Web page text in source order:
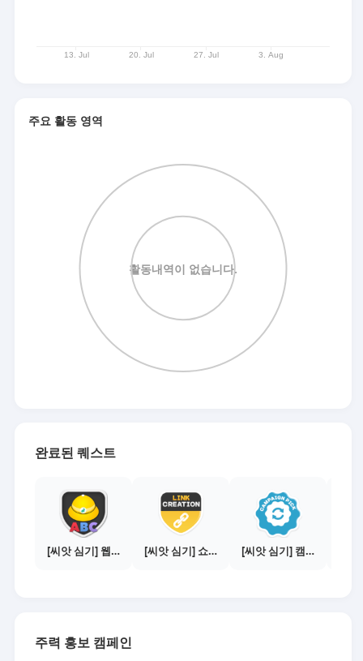
주요 활동 영역
완료된 퀘스트
[씨앗 심기] 웹툰보기 - 주의사항 편 [씨앗 심기] 쇼핑몰 링크 발급하기 - 제휴몰 3곳 [씨앗 심기] 캠페인 선택하기 - PICK 1개
주력 홍보 캠페인